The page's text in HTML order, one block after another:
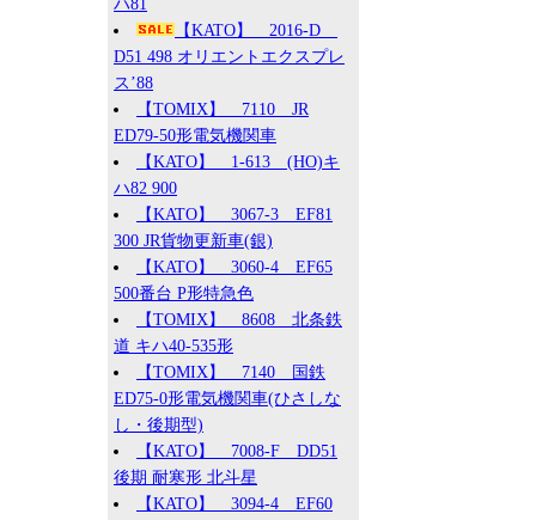
ハ81
【KATO】 2016-D
D51 498 オリエントエクスプレ
ス’88
【TOMIX】 7110 JR
ED79-50形電気機関車
【KATO】 1-613 (HO)キ
ハ82 900
【KATO】 3067-3 EF81
300 JR貨物更新車(銀)
【KATO】 3060-4 EF65
500番台 P形特急色
【TOMIX】 8608 北条鉄
道 キハ40-535形
【TOMIX】 7140 国鉄
ED75-0形電気機関車(ひさしな
し・後期型)
【KATO】 7008-F DD51
後期 耐寒形 北斗星
【KATO】 3094-4 EF60